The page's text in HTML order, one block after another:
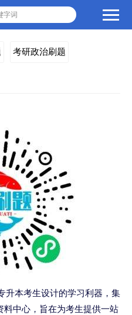
字词
考研政治刷题
升本考生设计的学习利器，集
中心，旨在为考生提供一站